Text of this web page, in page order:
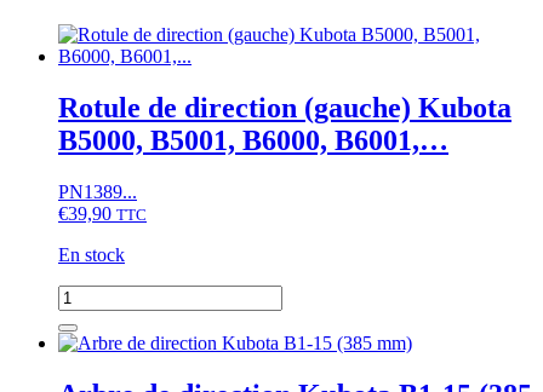
Rotule de direction (gauche) Kubota
B5000, B5001, B6000, B6001,…
PN1389...
€39,90 TTC
En stock
quantité
de
Rotule
direction